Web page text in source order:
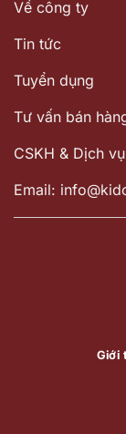
Về công ty
Tin tức
Tuyển dụng
Tư vấn bán
CSKH & Dịch
Email:
Giới